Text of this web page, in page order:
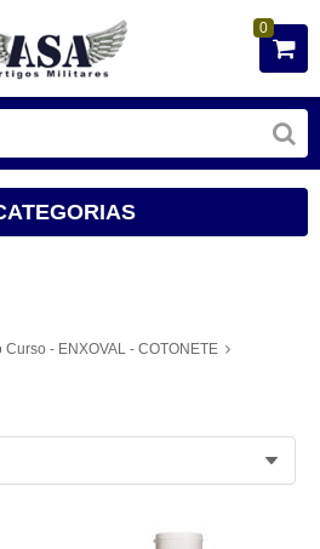
0
- ENXOVAL - COTONETE